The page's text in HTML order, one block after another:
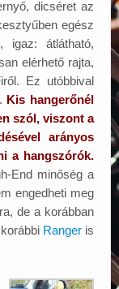
dicséret az
egész
igaz: átlátható,
elérhető rajta,
Ez utóbbival
Kis hangerőnél
szól, viszont a
arányos
a hangszórók.
End minőség a
engedheti meg
de a korábban
Ranger is